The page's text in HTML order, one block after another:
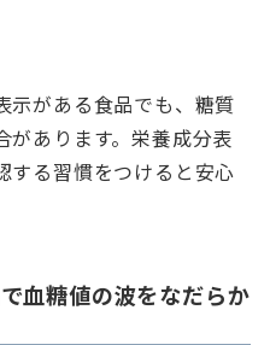
示がある食品でも、糖質
があります。栄養成分表
する習慣をつけると安心
血糖値の波をなだらか